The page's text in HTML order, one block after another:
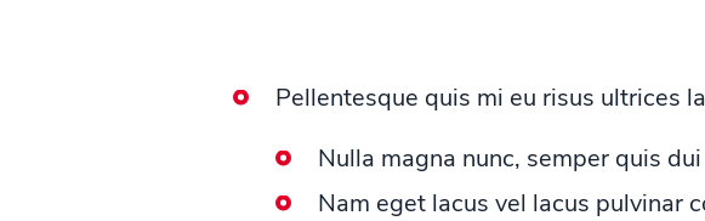
Pellentesque quis mi eu risus ultrices
Nulla magna nunc, semper quis
Nam eget lacus vel lacus pulvinar